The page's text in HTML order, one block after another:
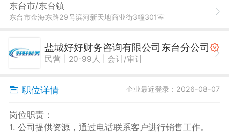
东台市/东台镇
东台市金海东路29号滨河新天地商业街3幢301室
盐城好好财务咨询有限公司东台分公司
民营 20-99人 会计/审计
职位详情 企业最近登录：2026-08-07
岗位职责：
1. 公司提供资源，通过电话联系客户进行销售工作。